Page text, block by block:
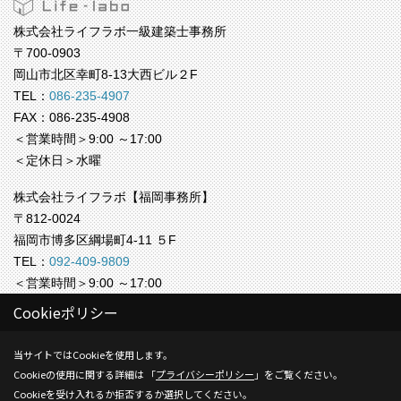
株式会社ライフラボ一級建築士事務所
〒700-0903
岡山市北区幸町8-13大西ビル２F
TEL：086-235-4907
FAX：086-235-4908
＜営業時間＞9:00 ～17:00
＜定休日＞水曜
株式会社ライフラボ【福岡事務所】
〒812-0024
福岡市博多区綱場町4-11 ５F
TEL：092-409-9809
＜営業時間＞9:00 ～17:00
＜定休日＞水曜
Copyright (c) Life-labo. All Rights Reserved.
Produced byゴデスクリエイト
Cookieポリシー
当サイトではCookieを使用します。
Cookieの使用に関する詳細は 「プライバシーポリシー 」をご覧ください。
Cookieを受け入れるか拒否するか選択してください。